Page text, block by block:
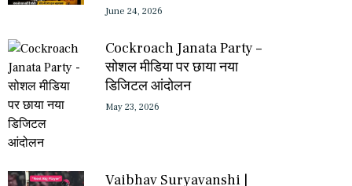
June 24, 2026
Cockroach Janata Party –
सोशल मीडिया पर छाया नया
डिजिटल आंदोलन
May 23, 2026
Vaibhav Suryavanshi |